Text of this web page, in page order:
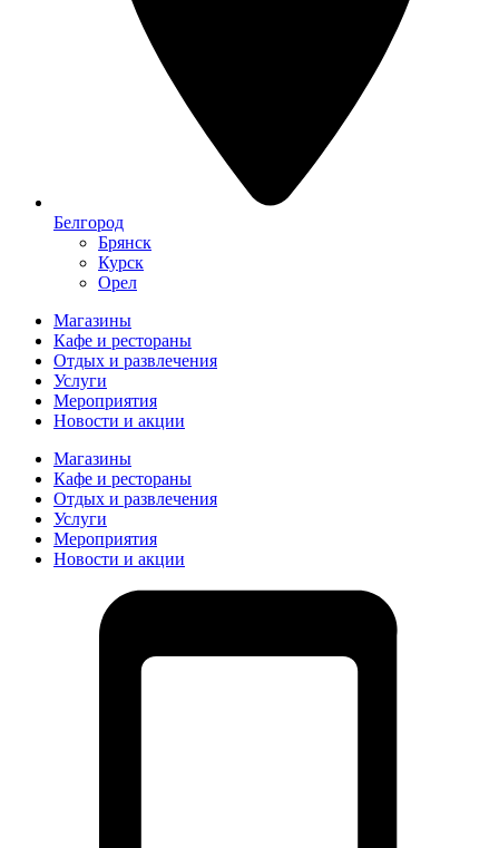
Белгород
Брянск
Курск
Орел
Магазины
Кафе и рестораны
Отдых и развлечения
Услуги
Мероприятия
Новости и акции
Магазины
Кафе и рестораны
Отдых и развлечения
Услуги
Мероприятия
Новости и акции